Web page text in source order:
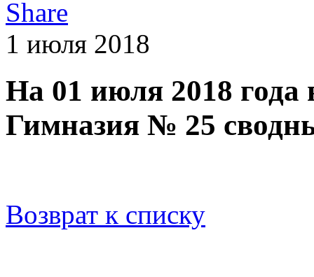
1 июля 2018
На 01 июля 2018
Гимназия № 25
Возврат к списку